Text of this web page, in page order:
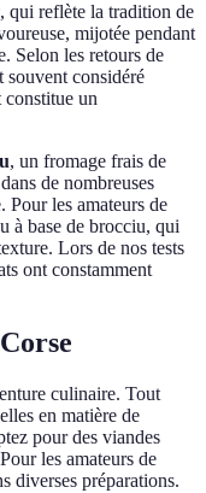
, qui reflète la tradition de
mijotée pendant
Selon les retours de
souvent considéré
constitue un
, un fromage frais de
de nombreuses
Pour les amateurs de
à base de brocciu, qui
Lors de nos tests
ont constamment
culinaire. Tout
en matière de
pour des viandes
les amateurs de
diverses préparations.